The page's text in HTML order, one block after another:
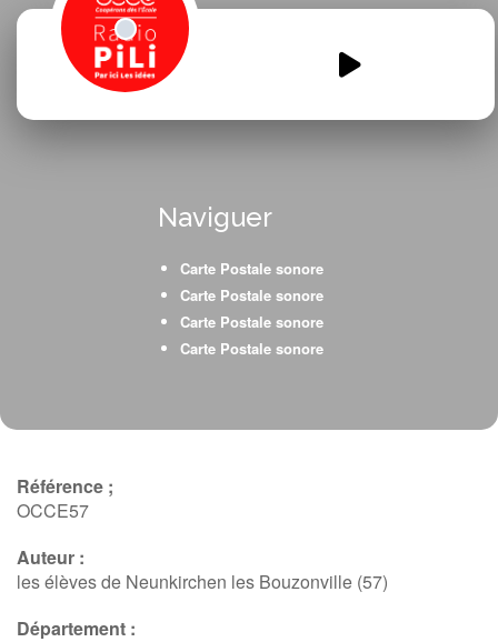
Apprentis-reportersNeunkirchen-
les-Bouzonville.mp3
Naviguer
Carte Postale sonore
Carte Postale sonore
Carte Postale sonore
Carte Postale sonore
Référence ;
OCCE57
Auteur :
les élèves de Neunkirchen les Bouzonville (57)
Département :